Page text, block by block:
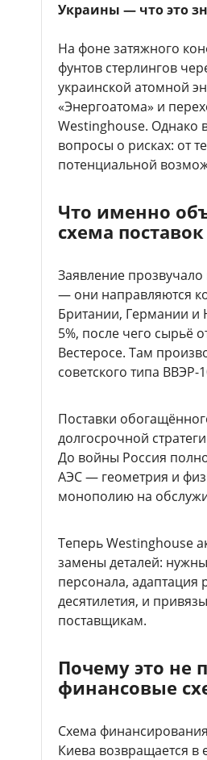
Украины — что это
На фоне затяжного
фунтов стерлингов
украинской атомной
«Энергоатома» и
Westinghouse. Однако
вопросы о рисках: от
потенциальной
Что именно
схема поставок
Заявление
— они направляются
Британии, Германии и
5%, после чего сырьё
Вестеросе. Там
советского типа ВВЭР-
Поставки
долгосрочной
До войны Россия
АЭС — геометрия и
монополию на
Теперь Westinghouse
замены деталей:
персонала, адаптация
десятилетия, и
поставщикам.
Почему это не
финансовые
Схема
Киева возвращается